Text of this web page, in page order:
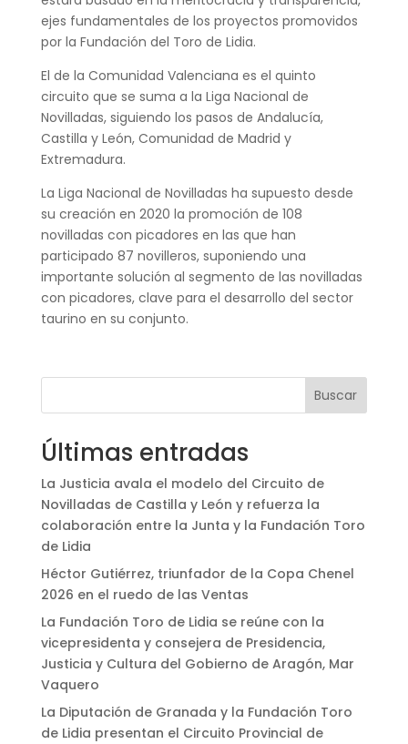
ejes fundamentales de los proyectos promovidos
por la Fundación del Toro de Lidia.
El de la Comunidad Valenciana es el quinto
circuito que se suma a la Liga Nacional de
Novilladas, siguiendo los pasos de Andalucía,
Castilla y León, Comunidad de Madrid y
Extremadura.
La Liga Nacional de Novilladas ha supuesto desde
su creación en 2020 la promoción de 108
novilladas con picadores en las que han
participado 87 novilleros, suponiendo una
importante solución al segmento de las novilladas
con picadores, clave para el desarrollo del sector
taurino en su conjunto.
Buscar
Últimas entradas
La Justicia avala el modelo del Circuito de
Novilladas de Castilla y León y refuerza la
colaboración entre la Junta y la Fundación Toro
de Lidia
Héctor Gutiérrez, triunfador de la Copa Chenel
2026 en el ruedo de las Ventas
La Fundación Toro de Lidia se reúne con la
vicepresidenta y consejera de Presidencia,
Justicia y Cultura del Gobierno de Aragón, Mar
Vaquero
La Diputación de Granada y la Fundación Toro
de Lidia presentan el Circuito Provincial de